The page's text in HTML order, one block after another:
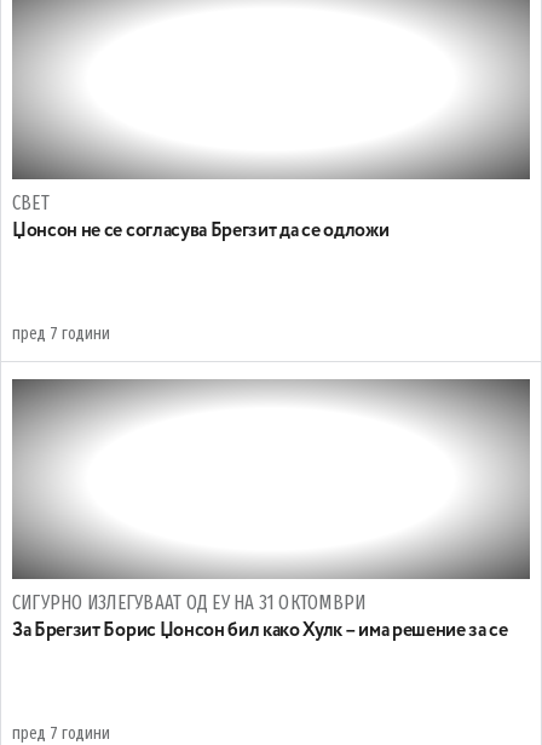
СВЕТ
Џонсон не се согласува Брегзит да се одложи
пред 7 години
СИГУРНО ИЗЛЕГУВААТ ОД ЕУ НА 31 ОКТОМВРИ
За Брегзит Борис Џонсон бил како Хулк – има решение за се
пред 7 години